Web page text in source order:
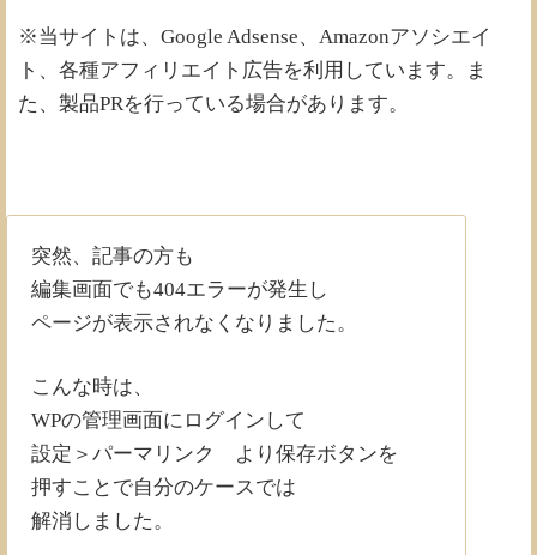
※当サイトは、Google Adsense、Amazonアソシエイ
ト、各種アフィリエイト広告を利用しています。ま
た、製品PRを行っている場合があります。
突然、記事の方も
編集画面でも404エラーが発生し
ページが表示されなくなりました。
こんな時は、
WPの管理画面にログインして
設定＞パーマリンク より保存ボタンを
押すことで自分のケースでは
解消しました。